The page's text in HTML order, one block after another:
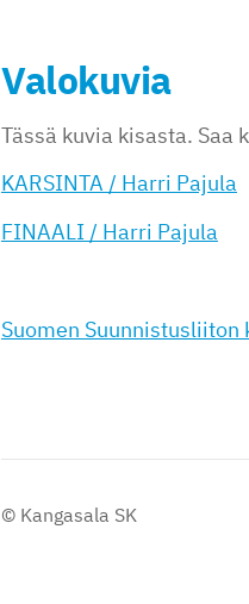
Valokuvia
Tässä kuvia kisasta.
KARSINTA / Harri Pajula
FINAALI / Harri Pajula
Suomen
© Kangasala SK